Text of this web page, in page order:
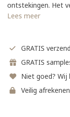
ontstekingen. Het
Lees meer
GRATIS
GRATIS
Niet goed? Wij
Veilig afrekenen